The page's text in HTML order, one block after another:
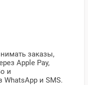
заказы,
Apple Pay,
и
и SMS.